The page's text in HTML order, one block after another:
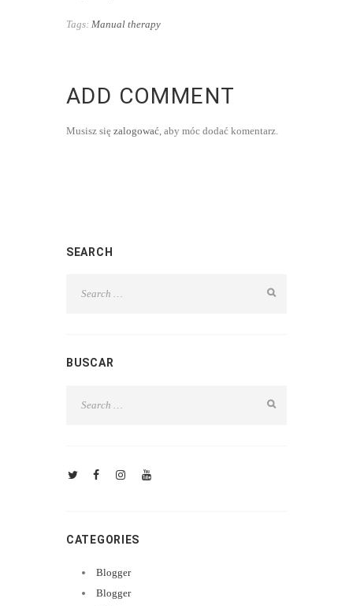
Tags: Manual therapy
ADD COMMENT
Musisz się zalogować, aby móc dodać komentarz.
SEARCH
BUSCAR
CATEGORIES
Blogger
Blogger